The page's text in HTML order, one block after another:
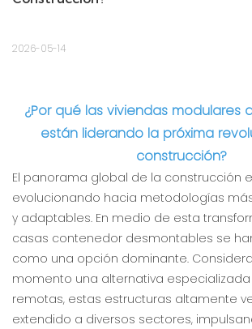
2026-05-14
¿Por qué las viviendas modulares
están liderando la próxima
construcción?
El panorama global de la construcción
evolucionando hacia metodologías
y adaptables. En medio de esta
casas contenedor desmontables se
como una opción dominante.
momento una alternativa
remotas, estas estructuras altamente
extendido a diversos sectores,